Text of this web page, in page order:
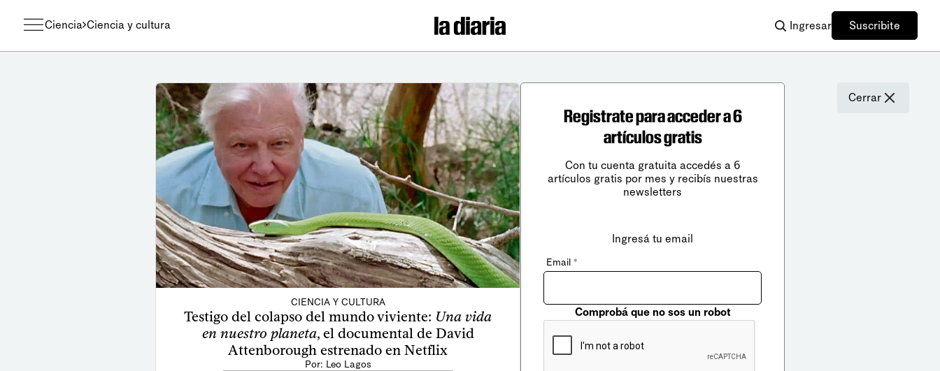
Ciencia Ciencia y cultura Ingresar Suscribite
CIENCIA Y CULTURA
Testigo del colapso del mundo viviente: Una vida
en nuestro planeta, el documental de David
Attenborough estrenado en Netflix
Por: Leo Lagos
Cerrar
Registrate para acceder a 6
artículos gratis
Con tu cuenta gratuita accedés a 6
artículos gratis por mes y recibís nuestras
newsletters
Ingresá tu email
Email *
Comprobá que no sos un robot